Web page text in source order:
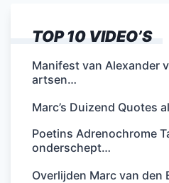
TOP 10 VIDEO’S
Manifest van Alexander
artsen…
Marc’s Duizend Quotes
Poetins Adrenochrome
onderschept…
Overlijden Marc van den